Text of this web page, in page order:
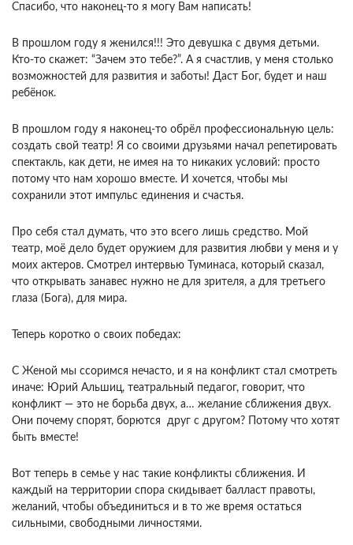
Спасибо, что наконец-то я могу Вам написать!
В прошлом году я женился!!! Это девушка с двумя детьми.
Кто-то скажет: “Зачем это тебе?”. А я счастлив, у меня столько
возможностей для развития и заботы! Даст Бог, будет и наш
ребёнок.
В прошлом году я наконец-то обрёл профессиональную цель:
создать свой театр! Я со своими друзьями начал репетировать
спектакль, как дети, не имея на то никаких условий: просто
потому что нам хорошо вместе. И хочется, чтобы мы
сохранили этот импульс единения и счастья.
Про себя стал думать, что это всего лишь средство. Мой
театр, моё дело будет оружием для развития любви у меня и у
моих актеров. Смотрел интервью Туминаса, который сказал,
что открывать занавес нужно не для зрителя, а для третьего
глаза (Бога), для мира.
Теперь коротко о своих победах:
С Женой мы ссоримся нечасто, и я на конфликт стал смотреть
иначе: Юрий Альшиц, театральный педагог, говорит, что
конфликт — это не борьба двух, а… желание сближения двух.
Они почему спорят, борются друг с другом? Потому что хотят
быть вместе!
Вот теперь в семье у нас такие конфликты сближения. И
каждый на территории спора скидывает балласт правоты,
желаний, чтобы объединиться и в то же время остаться
сильными, свободными личностями.